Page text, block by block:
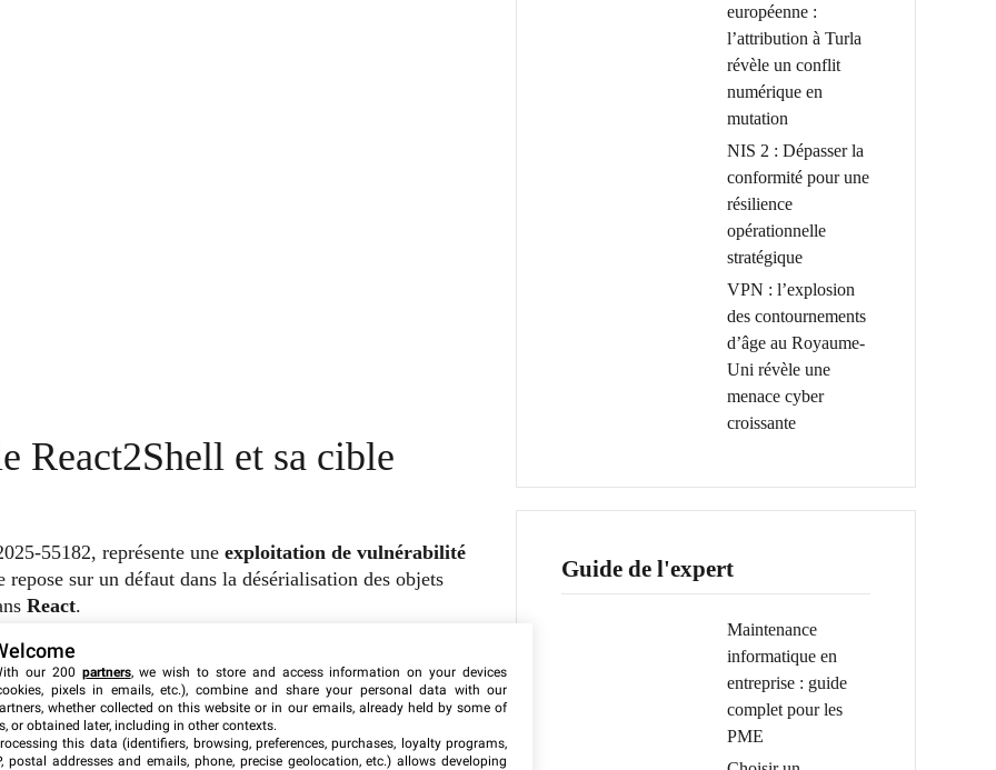
React2Shell et sa cible
55182, représente une exploitation de vulnérabilité
sur un défaut dans la désérialisation des objets
React.
exécuter du code à distance sans nécessiter
systèmes ciblés. Cette faille affecte les
globalement, avec une concentration importante
européenne :
l’attribution à Turla
révèle un conflit
numérique en
mutation
NIS 2 : Dépasser la
conformité pour une
résilience
opérationnelle
stratégique
VPN : l’explosion
des contournements
d’âge au Royaume-
Uni révèle une
menace cyber
croissante
Guide de l'expert
Maintenance
informatique en
entreprise : guide
complet pour les
PME
our 200 partners, we wish to store and access information on your devices
pixels in emails, etc.), combine and share your personal data with our
whether collected on this website or in our emails, already held by some of
or obtained later, including in other contexts.
this data (identifiers, browsing, preferences, purchases, loyalty programs,
postal addresses and emails, phone, precise geolocation, etc.) allows developing